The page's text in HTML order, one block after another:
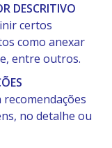
DESCRITIVO
certos
como anexar
entre outros.
no detalhe ou